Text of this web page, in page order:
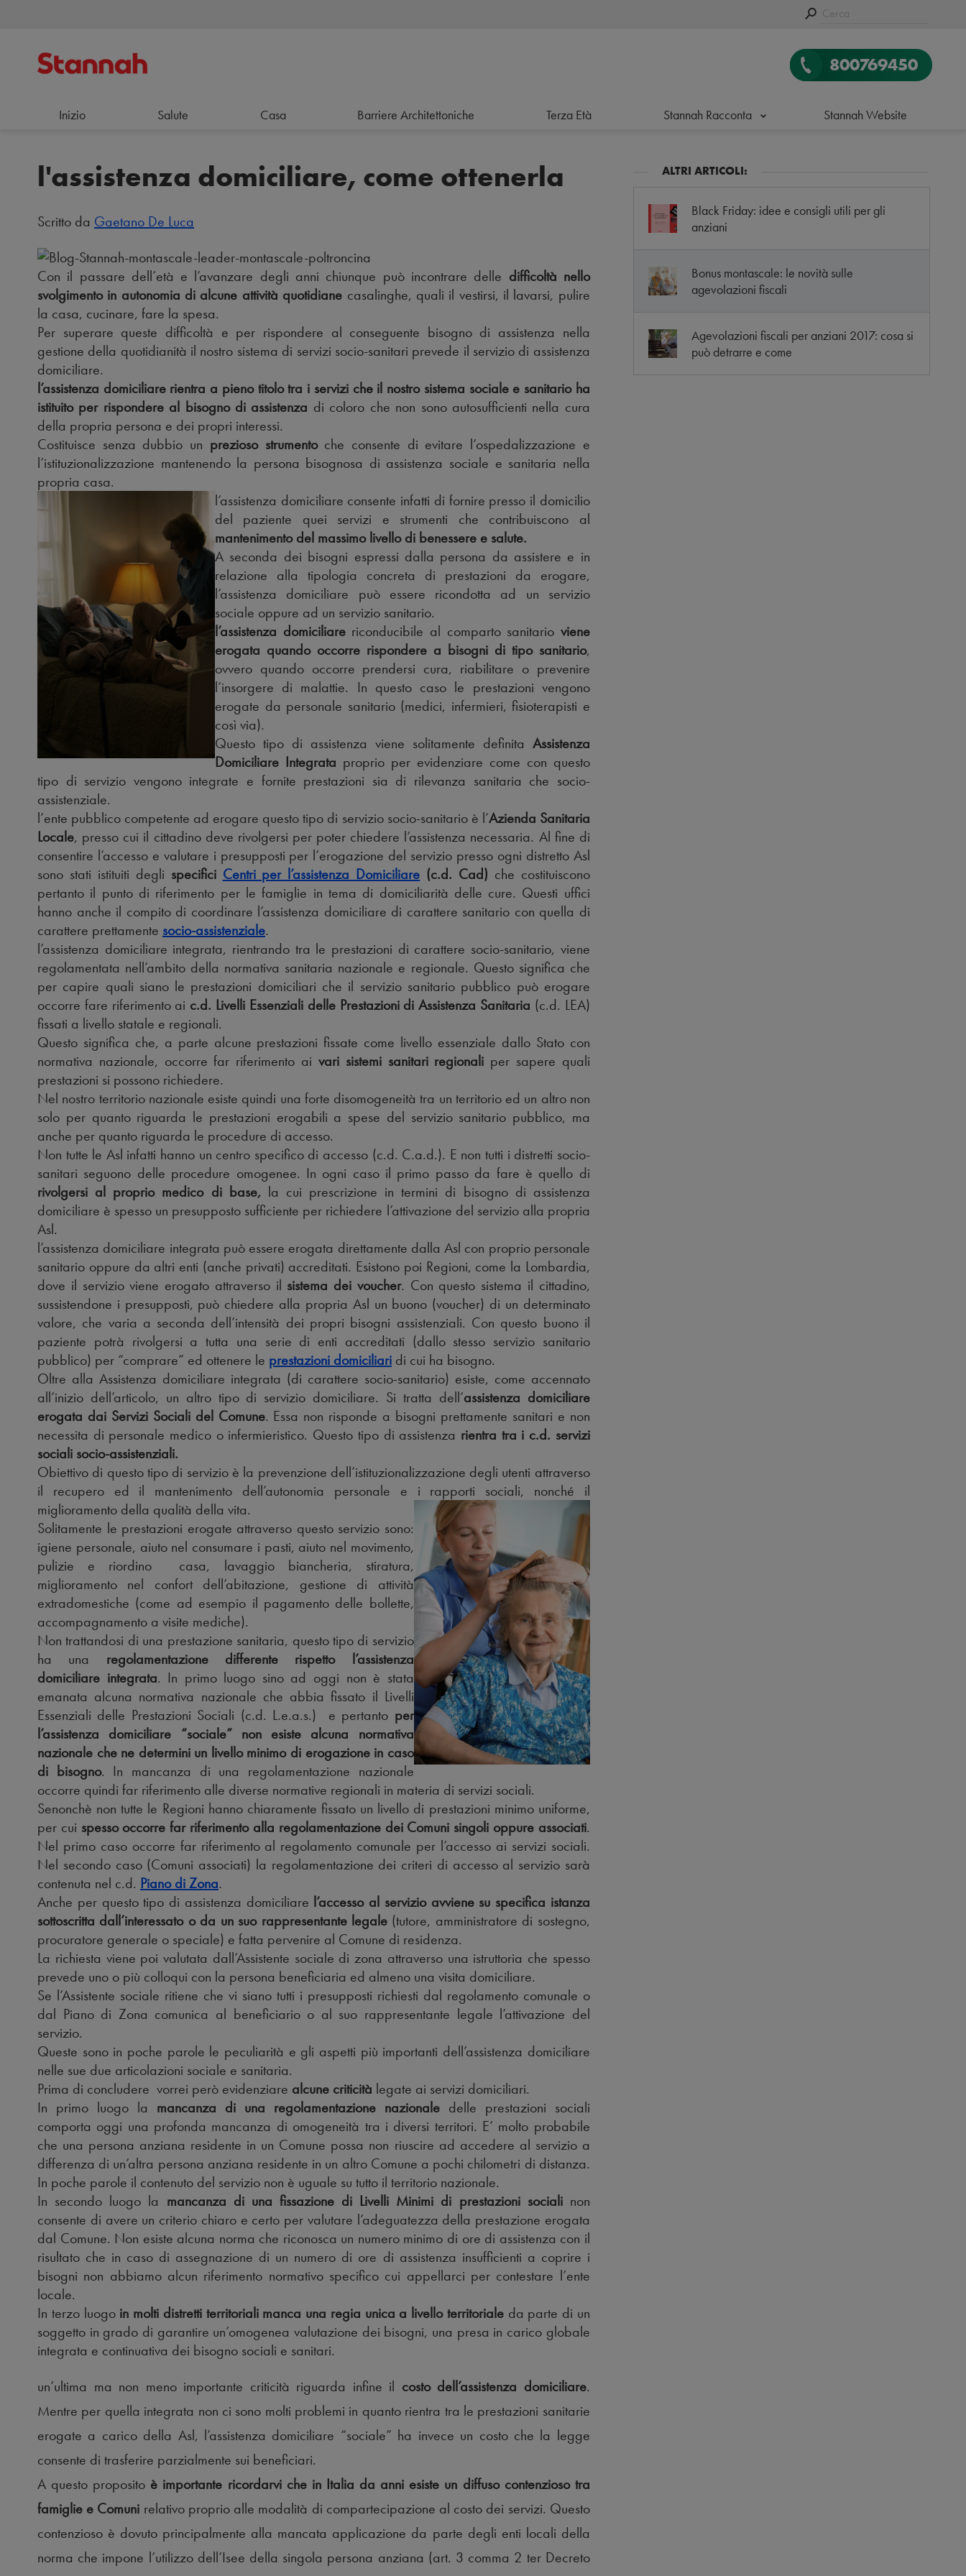
800769450
Inizio Salute Casa Barriere Architettoniche Terza Età Stannah Racconta Stannah Website
l'assistenza domiciliare, come ottenerla
Scritto da Gaetano De Luca
Con il passare dell’età e l’avanzare degli anni chiunque può incontrare delle difficoltà nello
svolgimento in autonomia di alcune attività quotidiane casalinghe, quali il vestirsi, il lavarsi, pulire
la casa, cucinare, fare la spesa.
Per superare queste difficoltà e per rispondere al conseguente bisogno di assistenza nella
gestione della quotidianità il nostro sistema di servizi socio-sanitari prevede il servizio di assistenza
domiciliare.
l’assistenza domiciliare rientra a pieno titolo tra i servizi che il nostro sistema sociale e sanitario ha
istituito per rispondere al bisogno di assistenza di coloro che non sono autosufficienti nella cura
della propria persona e dei propri interessi.
Costituisce senza dubbio un prezioso strumentoche consente di evitare l’ospedalizzazione e
l’istituzionalizzazione mantenendo la persona bisognosa di assistenza sociale e sanitaria nella
propria casa.
l’assistenza domiciliare consente infatti di fornire presso il domicilio
del paziente quei servizi e strumenti che contribuiscono al
mantenimento del massimo livello di benessere e salute.
A seconda dei bisogni espressi dalla persona da assistere e in
relazione alla tipologia concreta di prestazioni da erogare,
l’assistenza domiciliare può essere ricondotta ad un servizio
sociale oppure ad un servizio sanitario.
l’assistenza domiciliarericonducibile al comparto sanitario viene
erogata quando occorre rispondere a bisogni di tipo sanitario,
ovvero quando occorre prendersi cura, riabilitare o prevenire
l’insorgere di malattie. In questo caso le prestazioni vengono
erogate da personale sanitario (medici, infermieri, fisioterapisti e
così via).
Questo tipo di assistenza viene solitamente definita Assistenza
Domiciliare Integrata proprio per evidenziare come con questo
tipo di servizio vengono integrate e fornite prestazioni sia di rilevanza sanitaria che socio-
assistenziale.
l’ente pubblico competente ad erogare questo tipo di servizio socio-sanitario è l’Azienda Sanitaria
Locale, presso cui il cittadino deve rivolgersi per poter chiedere l’assistenza necessaria. Al fine di
consentire l’accesso e valutare i presupposti per l’erogazione del servizio presso ogni distretto Asl
sono stati istituiti degli specifici Centri per l’assistenza Domiciliare (c.d. Cad) che costituiscono
pertanto il punto di riferimento per le famiglie in tema di domiciliarità delle cure. Questi uffici
hanno anche il compito di coordinare l’assistenza domiciliare di carattere sanitario con quella di
carattere prettamente socio-assistenziale.
l’assistenza domiciliare integrata, rientrando tra le prestazioni di carattere socio-sanitario, viene
regolamentata nell’ambito della normativa sanitaria nazionale e regionale. Questo significa che
per capire quali siano le prestazioni domiciliari che il servizio sanitario pubblico può erogare
occorre fare riferimento ai c.d. Livelli Essenziali delle Prestazioni di Assistenza Sanitaria (c.d. LEA)
fissati a livello statale e regionali.
Questo significa che, a parte alcune prestazioni fissate come livello essenziale dallo Stato con
normativa nazionale, occorre far riferimento ai vari sistemi sanitari regionali per sapere quali
prestazioni si possono richiedere.
Nel nostro territorio nazionale esiste quindi una forte disomogeneità tra un territorio ed un altro non
solo per quanto riguarda le prestazioni erogabili a spese del servizio sanitario pubblico, ma
anche per quanto riguarda le procedure di accesso.
Non tutte le Asl infatti hanno un centro specifico di accesso (c.d. C.a.d.). E non tutti i distretti socio-
sanitari seguono delle procedure omogenee. In ogni caso il primo passo da fare è quello di
rivolgersi al proprio medico di base, la cui prescrizione in termini di bisogno di assistenza
domiciliare è spesso un presupposto sufficiente per richiedere l’attivazione del servizio alla propria
Asl.
l’assistenza domiciliare integrata può essere erogata direttamente dalla Asl con proprio personale
sanitario oppure da altri enti (anche privati) accreditati. Esistono poi Regioni, come la Lombardia,
dove il servizio viene erogato attraverso il sistema dei voucher. Con questo sistema il cittadino,
sussistendone i presupposti, può chiedere alla propria Asl un buono (voucher) di un determinato
valore, che varia a seconda dell’intensità dei propri bisogni assistenziali. Con questo buono il
paziente potrà rivolgersi a tutta una serie di enti accreditati (dallo stesso servizio sanitario
pubblico) per “comprare” ed ottenere le prestazioni domiciliari di cui ha bisogno.
Oltre alla Assistenza domiciliare integrata (di carattere socio-sanitario) esiste, come accennato
all’inizio dell’articolo, un altro tipo di servizio domiciliare. Si tratta dell’assistenza domiciliare
erogata dai Servizi Sociali del Comune. Essa non risponde a bisogni prettamente sanitari e non
necessita di personale medico o infermieristico. Questo tipo di assistenza rientra tra i c.d. servizi
sociali socio-assistenziali.
Obiettivo di questo tipo di servizio è la prevenzione dell’istituzionalizzazione degli utenti attraverso
il recupero ed il mantenimento dell’autonomia personale e i rapporti sociali, nonché il
miglioramento della qualità della vita.
Solitamente le prestazioni erogate attraverso questo servizio sono:
igiene personale, aiuto nel consumare i pasti, aiuto nel movimento,
pulizie e riordino casa, lavaggio biancheria, stiratura,
miglioramento nel confort dell’abitazione, gestione di attività
extradomestiche (come ad esempio il pagamento delle bollette,
accompagnamento a visite mediche).
Non trattandosi di una prestazione sanitaria, questo tipo di servizio
ha una regolamentazione differente rispetto l’assistenza
domiciliare integrata. In primo luogo sino ad oggi non è stata
emanata alcuna normativa nazionale che abbia fissato il Livelli
Essenziali delle Prestazioni Sociali (c.d. L.e.a.s.) e pertanto per
l’assistenza domiciliare “sociale” non esiste alcuna normativa
nazionale che ne determini un livello minimo di erogazione in caso
di bisogno. In mancanza di una regolamentazione nazionale
occorre quindi far riferimento alle diverse normative regionali in materia di servizi sociali.
Senonchè non tutte le Regioni hanno chiaramente fissato un livello di prestazioni minimo uniforme,
per cui spesso occorre far riferimento alla regolamentazione dei Comuni singoli oppure associati.
Nel primo caso occorre far riferimento al regolamento comunale per l’accesso ai servizi sociali.
Nel secondo caso (Comuni associati) la regolamentazione dei criteri di accesso al servizio sarà
contenuta nel c.d. Piano di Zona.
Anche per questo tipo di assistenza domiciliare l’accesso al servizio avviene su specifica istanza
sottoscritta dall’interessato o da un suo rappresentante legale (tutore, amministratore di sostegno,
procuratore generale o speciale) e fatta pervenire al Comune di residenza.
La richiesta viene poi valutata dall’Assistente sociale di zona attraverso una istruttoria che spesso
prevede uno o più colloqui con la persona beneficiaria ed almeno una visita domiciliare.
Se l’Assistente sociale ritiene che vi siano tutti i presupposti richiesti dal regolamento comunale o
dal Piano di Zona comunica al beneficiario o al suo rappresentante legale l’attivazione del
servizio.
Queste sono in poche parole le peculiarità e gli aspetti più importanti dell’assistenza domiciliare
nelle sue due articolazioni sociale e sanitaria.
Prima di concludere vorrei però evidenziare alcune criticità legate ai servizi domiciliari.
In primo luogo la mancanza di una regolamentazione nazionaledelle prestazioni sociali
comporta oggi una profonda mancanza di omogeneità tra i diversi territori. E’ molto probabile
che una persona anziana residente in un Comune possa non riuscire ad accedere al servizio a
differenza di un’altra persona anziana residente in un altro Comune a pochi chilometri di distanza.
In poche parole il contenuto del servizio non è uguale su tutto il territorio nazionale.
In secondo luogo la mancanza di una fissazione di Livelli Minimi di prestazioni socialinon
consente di avere un criterio chiaro e certo per valutare l’adeguatezza della prestazione erogata
dal Comune. Non esiste alcuna norma che riconosca un numero minimo di ore di assistenza con il
risultato che in caso di assegnazione di un numero di ore di assistenza insufficienti a coprire i
bisogni non abbiamo alcun riferimento normativo specifico cui appellarci per contestare l’ente
locale.
In terzo luogo in molti distretti territoriali manca una regia unica a livello territorialeda parte di un
soggetto in grado di garantire un’omogenea valutazione dei bisogni, una presa in carico globale
integrata e continuativa dei bisogno sociali e sanitari.
un’ultima ma non meno importante criticità riguarda infine il costo dell’assistenza domiciliare.
Mentre per quella integrata non ci sono molti problemi in quanto rientra tra le prestazioni sanitarie
erogate a carico della Asl, l’assistenza domiciliare “sociale” ha invece un costo che la legge
consente di trasferire parzialmente sui beneficiari.
A questo proposito è importante ricordarvi che in Italia da anni esiste un diffuso contenzioso tra
famiglie e Comuni relativo proprio alle modalità di compartecipazione al costo dei servizi. Questo
contenzioso è dovuto principalmente alla mancata applicazione da parte degli enti locali della
norma che impone l’utilizzo dell’Isee della singola persona anziana (art. 3 comma 2 ter Decreto
ALTRI ARTICOLI:
Black Friday: idee e consigli utili per gli
anziani
Bonus montascale: le novità sulle
agevolazioni fiscali
Agevolazioni fiscali per anziani 2017: cosa si
può detrarre e come